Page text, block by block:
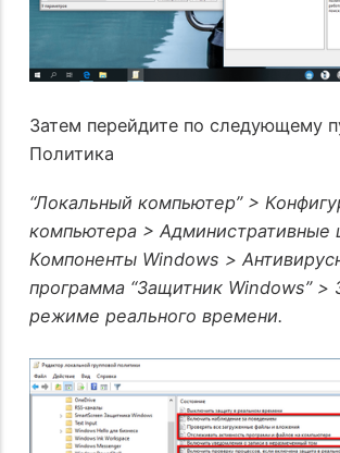
Затем перейдите по следующему
Политика
“Локальный компьютер” >
компьютера > Административные
Компоненты Windows >
программа “Защитник Windows” >
режиме реального времени.